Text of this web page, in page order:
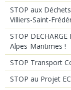
STOP aux
Villiers-Saint-
STOP
Alpes-Maritimes !
STOP Transport
STOP au Projet